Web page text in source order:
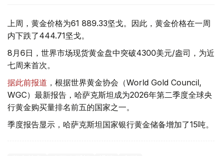
上周，黄金价格为61 889.33坚戈。因此，黄金价格在一周
内下跌了444.71坚戈。
8月6日，世界市场现货黄金盘中突破4300美元/盎司，为近
七周来首次。
据此前报道 ，根据世界黄金协会（World Gold Council,
WGC）最新报告，哈萨克斯坦成为2026年第二季度全球央
行黄金购买量排名前五的国家之一。
季度报告显示，哈萨克斯坦国家银行黄金储备增加了15吨。